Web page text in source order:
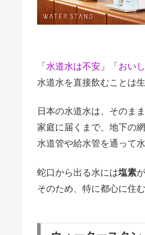
「 水道水は不安 」「 おい
水道水を直接飲むことは
日本の水道水は、そのま
家庭に届くまで、地下の
水道管や給水管を通って水
蛇口から出る水には塩素
そのため、特に都心に住